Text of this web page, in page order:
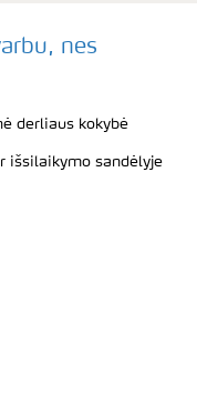
nes
derliaus kokybė
išsilaikymo sandėlyje